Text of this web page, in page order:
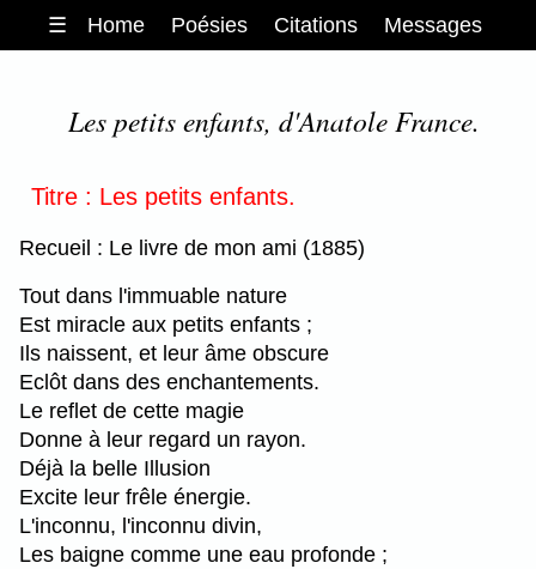
☰ Home Poésies Citations Messages
Les petits enfants, d'Anatole France.
Titre : Les petits enfants.
Recueil : Le livre de mon ami (1885)
Tout dans l'immuable nature
Est miracle aux petits enfants ;
Ils naissent, et leur âme obscure
Eclôt dans des enchantements.
Le reflet de cette magie
Donne à leur regard un rayon.
Déjà la belle Illusion
Excite leur frêle énergie.
L'inconnu, l'inconnu divin,
Les baigne comme une eau profonde ;